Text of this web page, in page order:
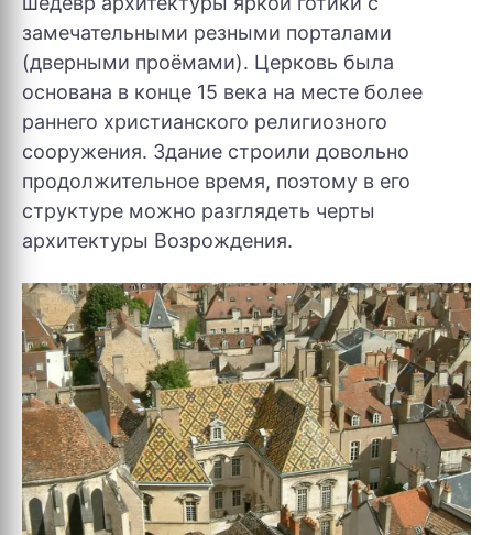
замечательными резными порталами
(дверными проёмами). Церковь была
основана в конце 15 века на месте более
раннего христианского религиозного
сооружения. Здание строили довольно
продолжительное время, поэтому в его
структуре можно разглядеть черты
архитектуры Возрождения.